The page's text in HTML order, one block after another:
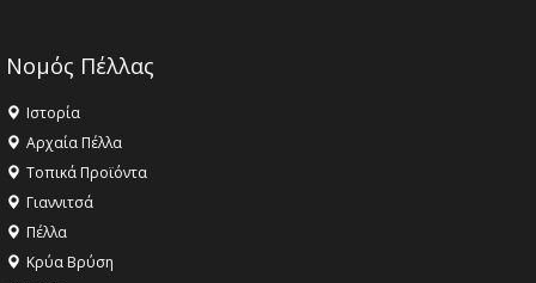
Νομός Πέλλας
Ιστορία
Αρχαία Πέλλα
Τοπικά Προϊόντα
Γιαννιτσά
Πέλλα
Κρύα Βρύση